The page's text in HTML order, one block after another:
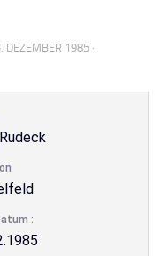
DEZEMBER 1985 ·
: